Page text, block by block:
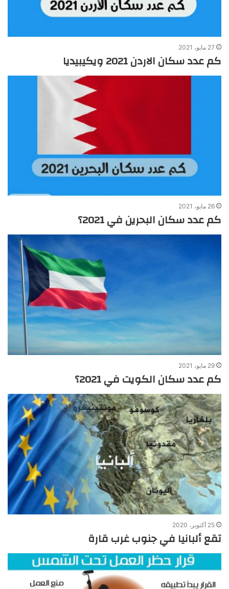
27 مايو، 2021
كم عدد سكان الاردن 2021 ويكيبيديا
26 مايو، 2021
كم عدد سكان البحرين في 2021؟
29 مايو، 2021
كم عدد سكان الكويت في 2021؟
25 أكتوبر، 2020
تقع ألبانيا في جنوب غرب قارة